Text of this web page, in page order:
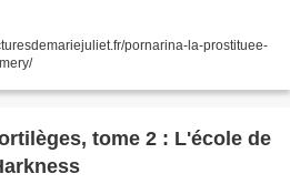
pornarina-la-prostituee-
tome 2 : L'école de